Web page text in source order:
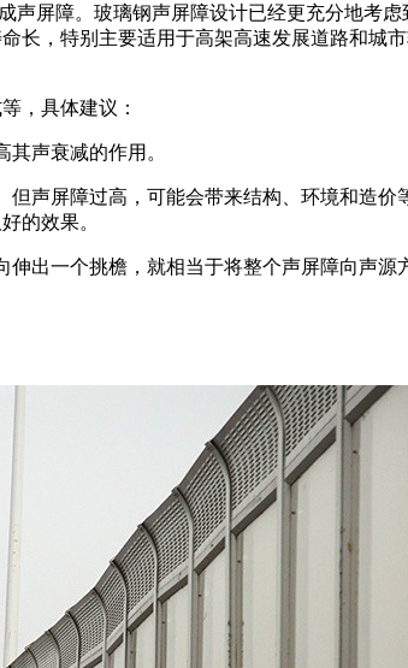
屏障。玻璃钢声屏障设计已经更充分地考
长，特别主要适用于高架高速发展道路和城
，具体建议：
声衰减的作用。
声屏障过高，可能会带来结构、环境和造
的效果。
出一个挑檐，就相当于将整个声屏障向声源